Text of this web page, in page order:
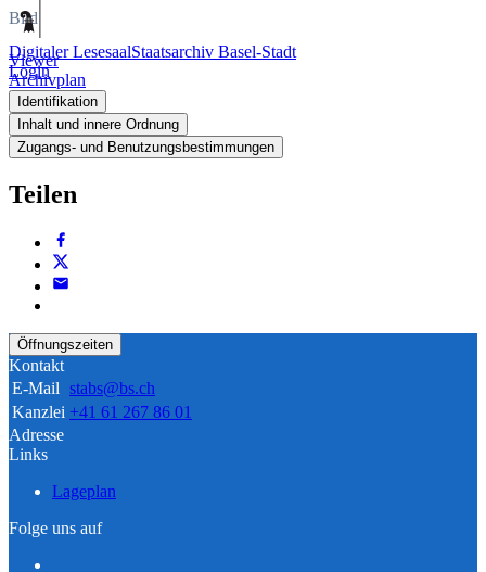
Digitaler LesesaalStaatsarchiv Basel-Stadt
Login
Bild
Viewer
Archivplan
Identifikation
Inhalt und innere Ordnung
Zugangs- und Benutzungsbestimmungen
Teilen
Öffnungszeiten
Kontakt
E-Mail stabs@bs.ch
Kanzlei +41 61 267 86 01
Adresse
Links
Lageplan
Folge uns auf